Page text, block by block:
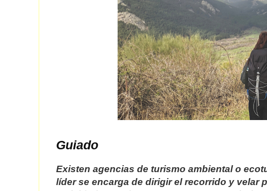
Guiado
Existen agencias de turismo ambiental o
líder se encarga de dirigir el recorrido y velar